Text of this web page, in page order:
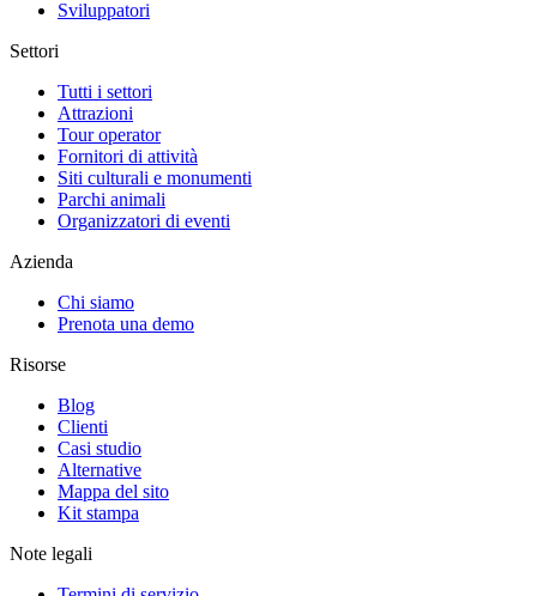
Sviluppatori
Settori
Tutti i settori
Attrazioni
Tour operator
Fornitori di attività
Siti culturali e monumenti
Parchi animali
Organizzatori di eventi
Azienda
Chi siamo
Prenota una demo
Risorse
Blog
Clienti
Casi studio
Alternative
Mappa del sito
Kit stampa
Note legali